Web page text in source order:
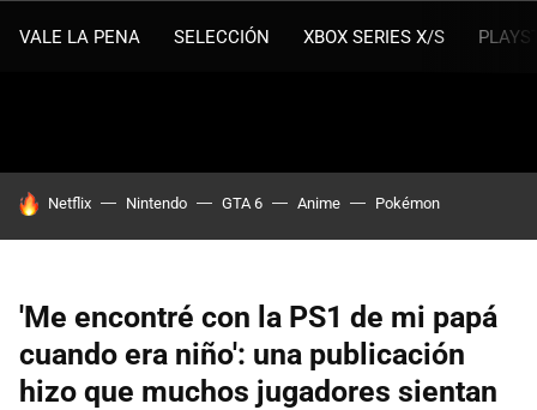
VALE LA PENA SELECCIÓN XBOX SERIES X/S
HOY SE HABLA DE
Netflix Nintendo GTA 6 Anime Pokémon
'Me encontré con la PS1 de mi papá
cuando era niño': una publicación
hizo que muchos jugadores sientan